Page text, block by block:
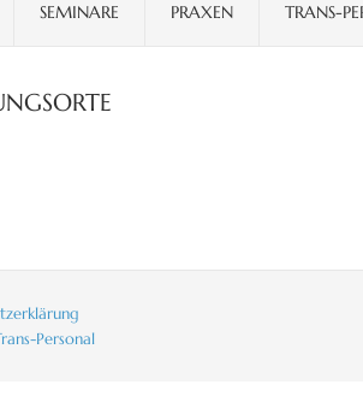
SEMINARE PRAXEN TRANS-
Personal